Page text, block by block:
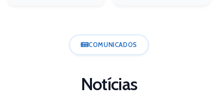
COMUNICADOS
Notícias